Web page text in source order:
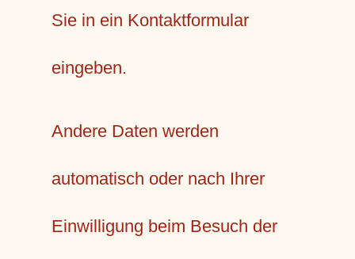
Sie in ein Kontaktformular
eingeben.
Andere Daten werden
automatisch oder nach Ihrer
Einwilligung beim Besuch der